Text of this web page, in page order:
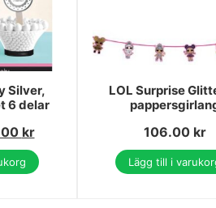
Silver,
6 delar
kr
LOL Surprise
106.00 kr
Lägg till i